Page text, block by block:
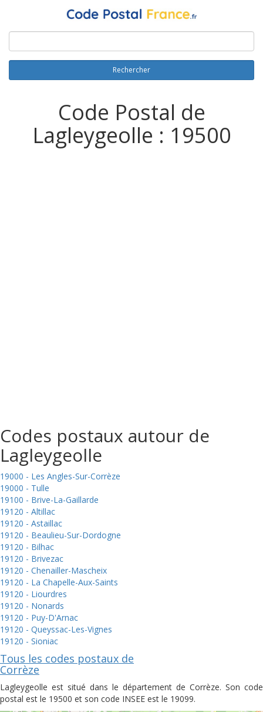
Rechercher
Code Postal de
Lagleygeolle : 19500
Codes postaux autour de
Lagleygeolle
19000 - Les Angles-Sur-Corrèze
19000 - Tulle
19100 - Brive-La-Gaillarde
19120 - Altillac
19120 - Astaillac
19120 - Beaulieu-Sur-Dordogne
19120 - Bilhac
19120 - Brivezac
19120 - Chenailler-Mascheix
19120 - La Chapelle-Aux-Saints
19120 - Liourdres
19120 - Nonards
19120 - Puy-D'Arnac
19120 - Queyssac-Les-Vignes
19120 - Sioniac
Tous les codes postaux de
Corrèze
Lagleygeolle est situé dans le département de Corrèze. Son code
postal est le 19500 et son code INSEE est le 19099.